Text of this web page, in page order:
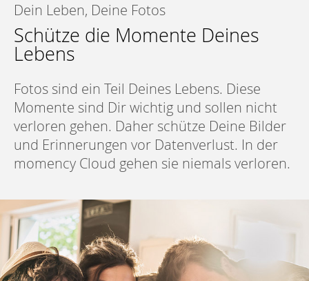
Dein Leben, Deine Fotos
Schütze die Momente Deines
Lebens
Fotos sind ein Teil Deines Lebens. Diese
Momente sind Dir wichtig und sollen nicht
verloren gehen. Daher schütze Deine Bilder
und Erinnerungen vor Datenverlust. In der
momency Cloud gehen sie niemals verloren.